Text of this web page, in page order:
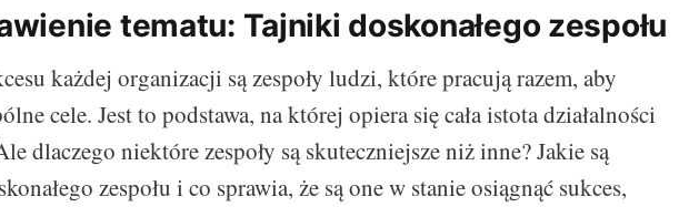
tematu: Tajniki doskonałego zespołu
każdej organizacji są zespoły ludzi, które pracują razem, aby
cele. Jest to podstawa, na której opiera się cała istota działalności
dlaczego niektóre zespoły są skuteczniejsze niż inne? Jakie są
zespołu i co sprawia, że są one w stanie osiągnąć sukces,